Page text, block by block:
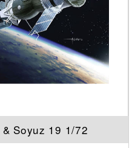
Soyuz 19 1/72